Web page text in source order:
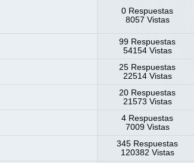
0 Respuestas
8057 Vistas
99 Respuestas
54154 Vistas
25 Respuestas
22514 Vistas
20 Respuestas
21573 Vistas
4 Respuestas
7009 Vistas
345 Respuestas
120382 Vistas